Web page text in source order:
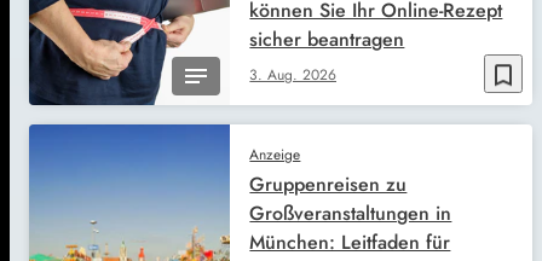
bookmark_border
3. Aug. 2026
können Sie Ihr Online-Rezept
sicher beantragen
Anzeige
Gruppenreisen zu
Großveranstaltungen in
München: Leitfaden für